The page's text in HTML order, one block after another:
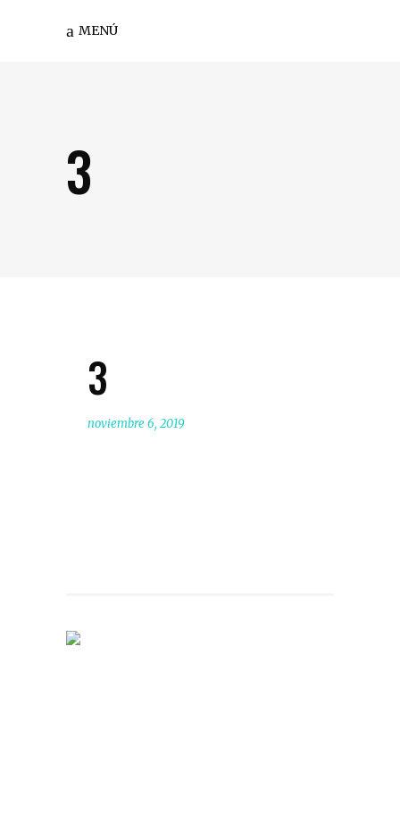
MENÚ
3
3
noviembre 6, 2019